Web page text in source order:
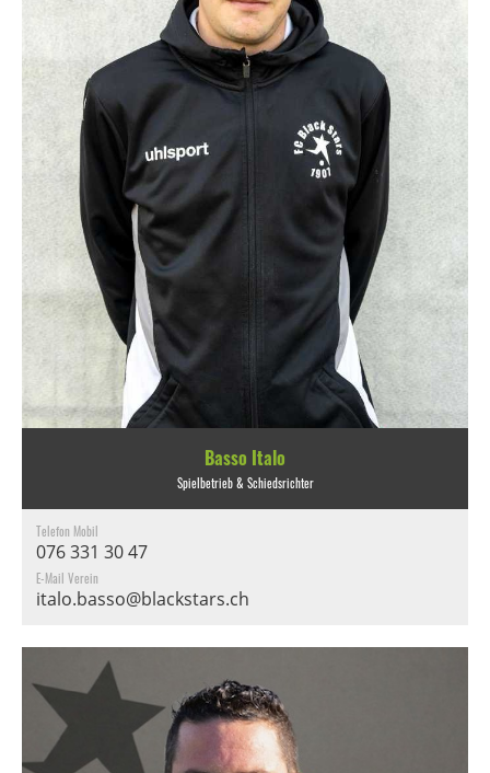
Basso Italo
Spielbetrieb & Schiedsrichter
Telefon Mobil
076 331 30 47
E-Mail Verein
italo.basso@blackstars.ch